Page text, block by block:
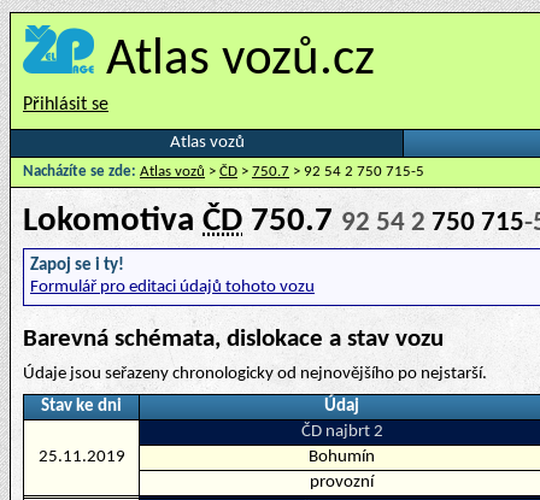
Atlas vozů.cz
Přihlásit se
Atlas vozů
Nacházíte se zde: Atlas vozů > ČD > 750.7 > 92 54 2 750 715-5
Lokomotiva ČD 750.7 92 54 2 750 715-
Zapoj se i ty!
Formulář pro editaci údajů tohoto vozu
Barevná schémata, dislokace a stav vozu
Údaje jsou seřazeny chronologicky od nejnovějšího po nejstarší.
Stav ke dni
Údaj
25.11.2019
ČD najbrt 2
Bohumín
provozní